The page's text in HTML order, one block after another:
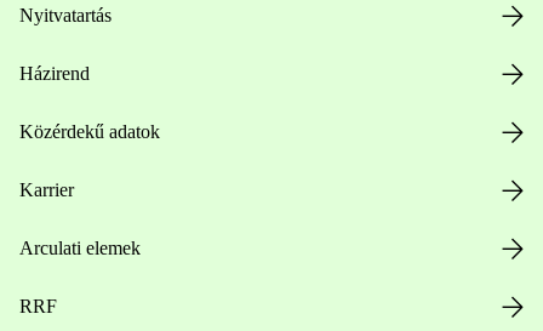
Nyitvatartás
Házirend
Közérdekű adatok
Karrier
Arculati elemek
RRF